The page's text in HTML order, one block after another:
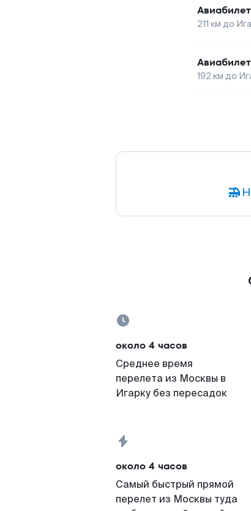
211 км до
192 км до
около 4 часов
Среднее время
перелета из Москвы в
Игарку без пересадок
около 4 часов
Самый быстрый прямой
перелет из Москвы туда